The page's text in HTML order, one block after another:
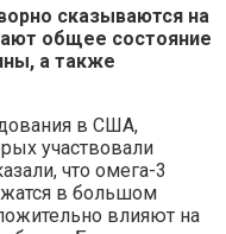
сказываются на
общее состояние
а также
в США,
участвовали
что омега-3
в большом
влияют на